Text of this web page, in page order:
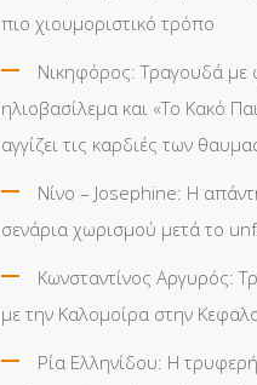
πιο χιουμοριστικό τρόπο
Νικηφόρος: Τραγουδά με
ηλιοβασίλεμα και «Το Κακό
αγγίζει τις καρδιές των
Νίνο – Josephine: Η
σενάρια χωρισμού μετά το
Κωνσταντίνος Αργυρός:
με την Καλομοίρα στην
Ρία Ελληνίδου: H τρυφερή